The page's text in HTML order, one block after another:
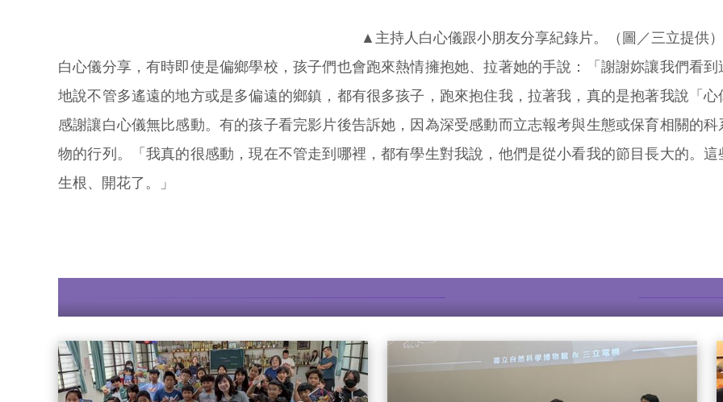
▲主持人白心儀跟小朋友分享紀錄片。（圖／三立提供）
白心儀分享，有時即使是偏鄉學校，孩子們也會跑來熱情擁抱她、拉著她的手說：「謝謝妳讓我們看
地說不管多遙遠的地方或是多偏遠的鄉鎮，都有很多孩子，跑來抱住我，拉著我，真的是抱著我說「
感謝讓白心儀無比感動。有的孩子看完影片後告訴她，因為深受感動而立志報考與生態或保育相關的
物的行列。「我真的很感動，現在不管走到哪裡，都有學生對我說，他們是從小看我的節目長大的。
生根、開花了。」